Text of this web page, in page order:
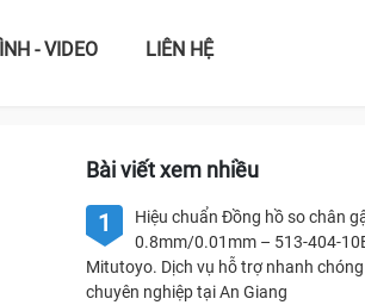
- VIDEO LIÊN HỆ
Bài viết xem nhiều
1
Hiệu chuẩn Đồng hồ so chân
0.8mm/0.01mm – 513-404-
Mitutoyo. Dịch vụ hỗ trợ nhanh chóng
chuyên nghiệp tại An Giang